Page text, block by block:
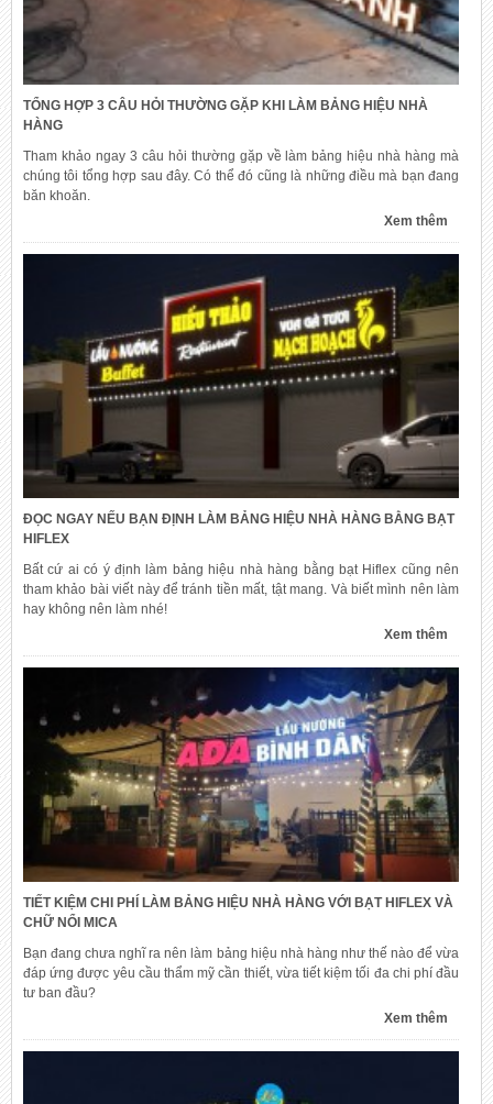
TỔNG HỢP 3 CÂU HỎI THƯỜNG GẶP KHI LÀM BẢNG HIỆU NHÀ
HÀNG
Tham khảo ngay 3 câu hỏi thường gặp về làm bảng hiệu nhà hàng mà
chúng tôi tổng hợp sau đây. Có thể đó cũng là những điều mà bạn đang
băn khoăn.
Xem thêm
ĐỌC NGAY NẾU BẠN ĐỊNH LÀM BẢNG HIỆU NHÀ HÀNG BẰNG BẠT
HIFLEX
Bất cứ ai có ý định làm bảng hiệu nhà hàng bằng bạt Hiflex cũng nên
tham khảo bài viết này để tránh tiền mất, tật mang. Và biết mình nên làm
hay không nên làm nhé!
Xem thêm
TIẾT KIỆM CHI PHÍ LÀM BẢNG HIỆU NHÀ HÀNG VỚI BẠT HIFLEX VÀ
CHỮ NỔI MICA
Bạn đang chưa nghĩ ra nên làm bảng hiệu nhà hàng như thế nào để vừa
đáp ứng được yêu cầu thẩm mỹ cần thiết, vừa tiết kiệm tối đa chi phí đầu
tư ban đầu?
Xem thêm